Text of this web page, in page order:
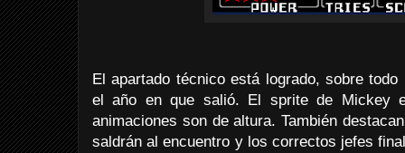
El apartado técnico está logrado, sobre
el año en que salió. El sprite de Mickey
animaciones son de altura. También
saldrán al encuentro y los correctos jefes